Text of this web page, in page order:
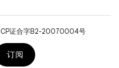
ICP证合字B2-20070004号
订阅